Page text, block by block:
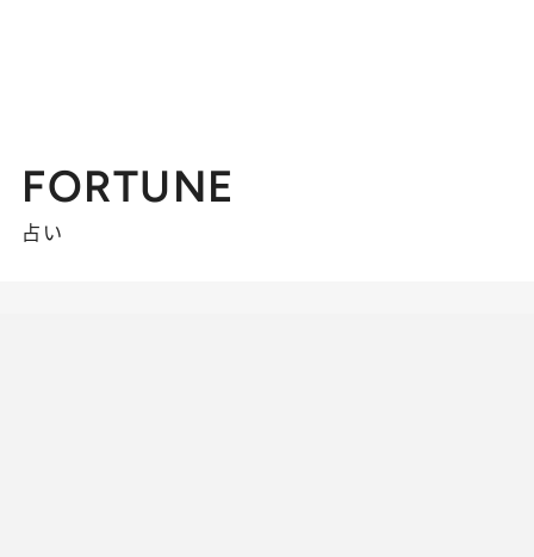
FORTUNE
占い